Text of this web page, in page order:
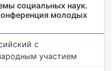
социальных наук.
молодых
с
участием